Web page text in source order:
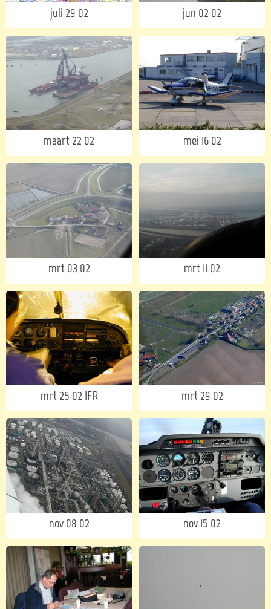
juli 29 02 jun 02 02
maart 22 02 mei 16 02
mrt 03 02 mrt 11 02
mrt 25 02 IFR mrt 29 02
nov 08 02 nov 15 02